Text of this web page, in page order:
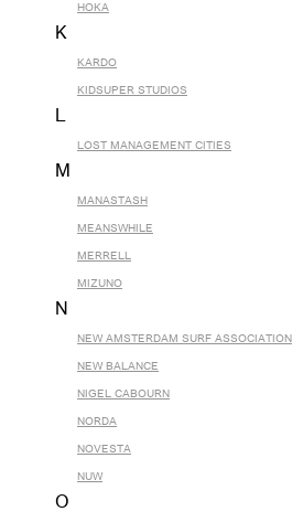
HOKA
K
KARDO
KIDSUPER STUDIOS
L
LOST MANAGEMENT CITIES
M
MANASTASH
MEANSWHILE
MERRELL
MIZUNO
N
NEW AMSTERDAM SURF ASSOCIATION
NEW BALANCE
NIGEL CABOURN
NORDA
NOVESTA
NUW
O